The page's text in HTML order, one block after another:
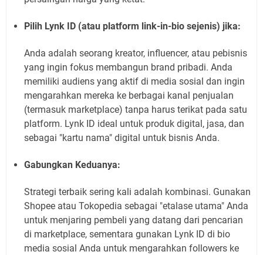
Pilih Lynk ID (atau platform link-in-bio sejenis) jika:
Anda adalah seorang kreator, influencer, atau pebisnis
yang ingin fokus membangun brand pribadi. Anda
memiliki audiens yang aktif di media sosial dan ingin
mengarahkan mereka ke berbagai kanal penjualan
(termasuk marketplace) tanpa harus terikat pada satu
platform. Lynk ID ideal untuk produk digital, jasa, dan
sebagai "kartu nama" digital untuk bisnis Anda.
Gabungkan Keduanya:
Strategi terbaik sering kali adalah kombinasi. Gunakan
Shopee atau Tokopedia sebagai "etalase utama" Anda
untuk menjaring pembeli yang datang dari pencarian
di marketplace, sementara gunakan Lynk ID di bio
media sosial Anda untuk mengarahkan followers ke